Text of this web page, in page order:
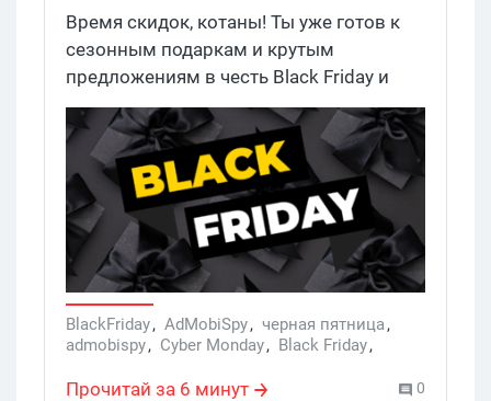
пропусти скидосы на полезные
арбитражные сервисы
Время скидок, котаны! Ты уже готов к
сезонным подаркам и крутым
предложениям в честь Black Friday и
Cyber Monday в этом году? Spy-сервисы,
рекламные сети и антидетект браузеры
объединили усилия, чтобы
предоставить тебе невиданные скидки,
бонусы и кешбеки. Заглядывай в наш
дайджест, разбирай промокоды на
ограниченные предложения.
BlackFriday, AdMobiSpy, черная пятница,
admobispy, Cyber Monday, Black Friday,
Dolphin,Undetectable,Roller Ads
Прочитай за 6 минут 0